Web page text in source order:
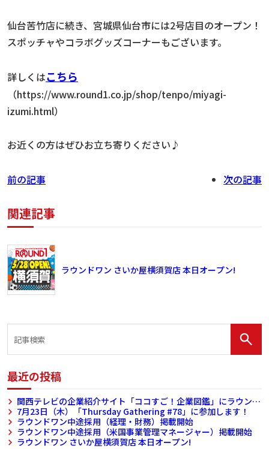
仙台苦竹店に続き、宮城県仙台市には2号店目のオープン！
スポッチャやコラボグッズコーナーもございます。
詳しくはこちら
（https://www.round1.co.jp/shop/tenpo/miyagi-
izumi.html）
お近くの方はぜひお立ち寄りください♪
前の記事 次の記事
関連記事
ラウンドワン さいか屋横須賀店 本日オープン!
最近の投稿
関西テレビの企業紹介サイト「ココすご！企業図鑑」にラウンド
ワンジャパンが掲載されました
7月23日（木）「Thursday Gathering #78」に参加します！
ラウンドワン中途採用（経理・財務）掲載開始
ラウンドワン中途採用（米国事業管理マネージャー）掲載開始
ラウンドワン さいか屋横須賀店 本日オープン!